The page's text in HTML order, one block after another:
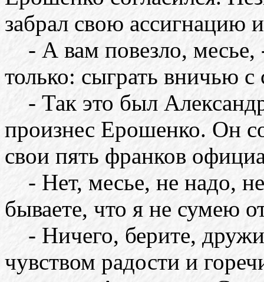
забрал свою ассигнацию
- А вам повезло, месье,
только: сыграть вничью
- Так это был
произнес Ерошенко. Он
свои пять франков
- Нет, месье, не надо,
бываете, что я не сумею
- Ничего, берите,
чувством радости и